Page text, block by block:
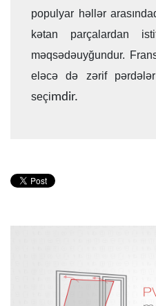
populyar həllər
kətan parçalardan
məqsədəuyğundur.
eləcə də zərif
seçimdir.